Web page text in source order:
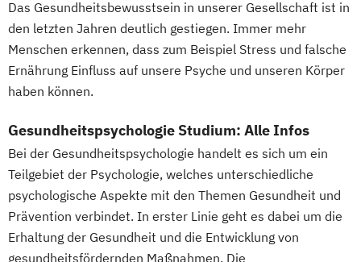
Gesundheitsmanagement
Gesundheitspsychologie
Gesundheitspädagogik
Gesundheitsökonomie
Growth Hacking
Growth Hacking for Entrepreneurs (DE/EN)
Heilpädagogik
Heilpädagogik und Inklusion
Heilpädagogik/Inklusionspädagogik
Hotelmanagement (DE/EN)
IT-Management
Immobilienmanagement
Data Science und Analytics
Design Management
Digital Business Management
Digital Health Management
Digital Marketing
Erwachsenenbildung und Digitalisierung
Executive MBA für Ärztinnen und Ärzte
Finance
Accounting
Controlling & Taxation
Gesundheitspsychologie
Gesundheitspsychologie im Online-
Das Gesundheitsbewusstsein in unserer Gesellschaft ist in
den letzten Jahren deutlich gestiegen. Immer mehr
Menschen erkennen, dass zum Beispiel Stress und falsche
Ernährung Einfluss auf unsere Psyche und unseren Körper
haben können.
Gesundheitspsychologie Studium: Alle Infos
Bei der Gesundheitspsychologie handelt es sich um ein
Teilgebiet der Psychologie, welches unterschiedliche
psychologische Aspekte mit den Themen Gesundheit und
Prävention verbindet. In erster Linie geht es dabei um die
Erhaltung der Gesundheit und die Entwicklung von
gesundheitsfördernden Maßnahmen. Die